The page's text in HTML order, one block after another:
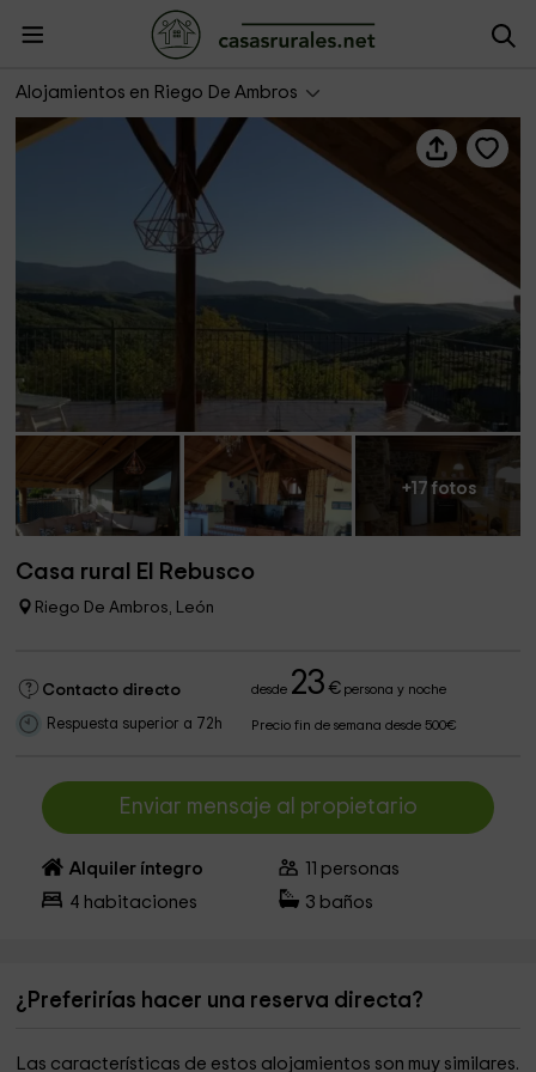
Alojamientos en Riego De Ambros
Casa rural El Rebusco
+17 fotos
Casa rural El Rebusco
Riego De Ambros, León
Contacto directo desde 23 €persona y noche
Respuesta superior a 72h Precio fin de semana desde 500€
Enviar mensaje al propietario
Alquiler íntegro
personas
4 habitaciones 3 baños
¿Preferirías hacer una reserva directa?
Las características de estos alojamientos son muy similares.